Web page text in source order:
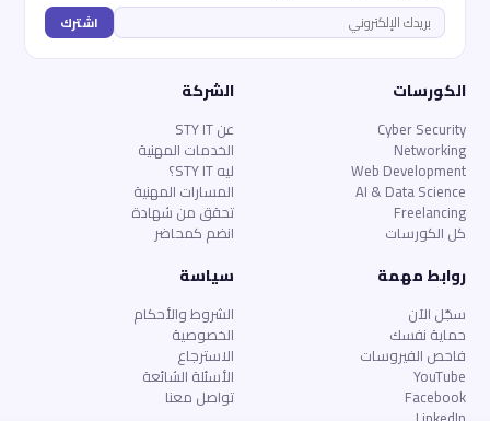
اشترك
الكورسات
Cyber Security
Networking
Web Development
AI & Data Science
Freelancing
كل الكورسات
الشركة
عن STY IT
الخدمات المهنية
ليه STY IT؟
المسارات المهنية
تحقق من شهادة
انضم كمحاضر
روابط مهمة
سجّل الآن
حماية نفسك
فاحص الفيروسات
YouTube
Facebook
سياسة
الشروط والأحكام
الخصوصية
الاسترجاع
الأسئلة الشائعة
تواصل معنا